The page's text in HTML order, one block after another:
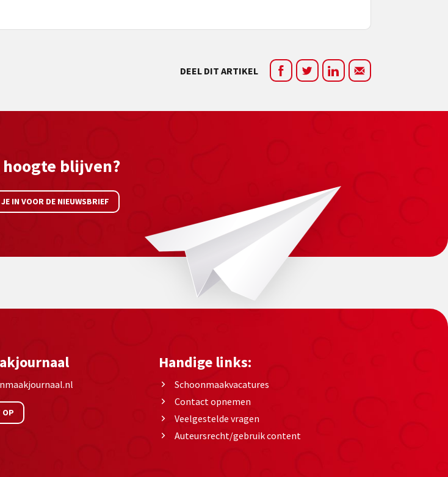
DEEL DIT ARTIKEL
hoogte blijven?
IN VOOR DE NIEUWSBRIEF
OP
Handige links:
Schoonmaakvacatures
Contact opnemen
Veelgestelde vragen
Auteursrecht/gebruik content